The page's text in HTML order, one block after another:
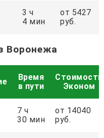
3 ч
4 мин
от 5427
руб.
Воронежа
Время
в пути
Стоимость
Эконом
7 ч
30 мин
от 14040
руб.